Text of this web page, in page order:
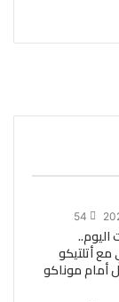
54
اليوم..
أتلتيكو
أمام موناكو